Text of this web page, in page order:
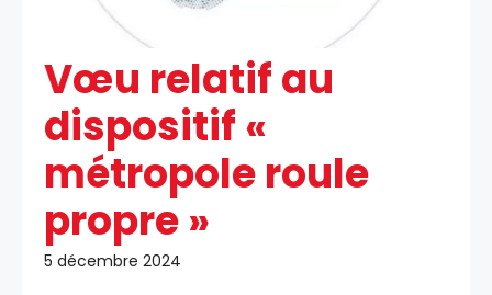
Vœu relatif au
dispositif «
métropole roule
propre »
5 décembre 2024